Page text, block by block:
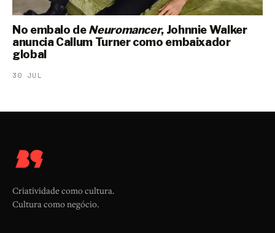
No embalo deNeuromancer, Johnnie Walker
anuncia Callum Turner como embaixador
global
30 JUL
Criatividade como cultura.
Cultura como negócio.